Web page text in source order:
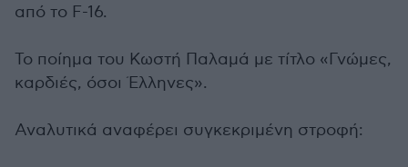
από το F-16.
Το ποίημα του Κωστή Παλαμά με τίτλο «Γνώμες,
καρδιές, όσοι Έλληνες».
Αναλυτικά αναφέρει συγκεκριμένη στροφή: